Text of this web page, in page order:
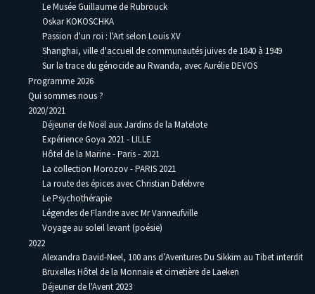
Le Musée Guillaume de Rubrouck
Oskar KOKOSCHKA
Passion d'un roi : l'Art selon Louis XV
Shanghai, ville d'accueil de communautés juives de 1840 à 1949
Sur la trace du génocide au Rwanda, avec Aurélie DEVOS
Programme 2026
Qui sommes nous ?
2020/2021
Déjeuner de Noël aux Jardins de la Matelote
Expérience Goya 2021 - LILLE
Hôtel de la Marine - Paris - 2021
La collection Morozov - PARIS 2021
La route des épices avec Christian Defebvre
Le Psychothérapie
Légendes de Flandre avec Mr Vanneufville
Voyage au soleil levant (poésie)
2022
Alexandra David-Neel, 100 ans d’Aventures Du Sikkim au Tibet interdit
Bruxelles Hôtel de la Monnaie et cimetière de Laeken
Déjeuner de l'Avent 2023